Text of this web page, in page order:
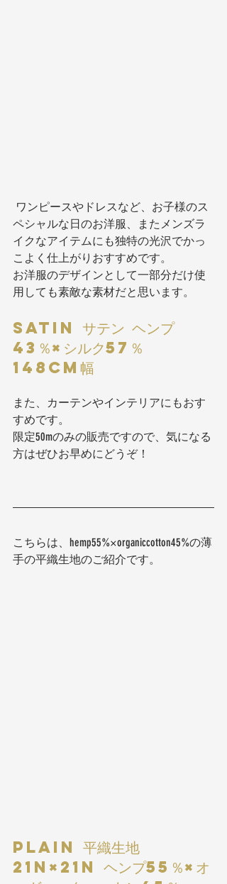
ペシャルな日のお洋服、またメンズラ
イクなアイテムにも独特の光沢でかっ
こよく仕上がりおすすめです。
お洋服のデザインとして一部分だけ使
用しても素敵な素材だと思います。
SATIN サテン ヘンプ
43％×シルク57％
148cm幅
また、カーテンやインテリアにもおす
すめです。
限定50mのみの販売ですので、気になる
方はぜひお早めにどうぞ！
こちらは、hemp55%×organiccotton45%の薄
手の平織生地のご紹介です。
PLAIN 平織生地
21N×21N ヘンプ55％×オ